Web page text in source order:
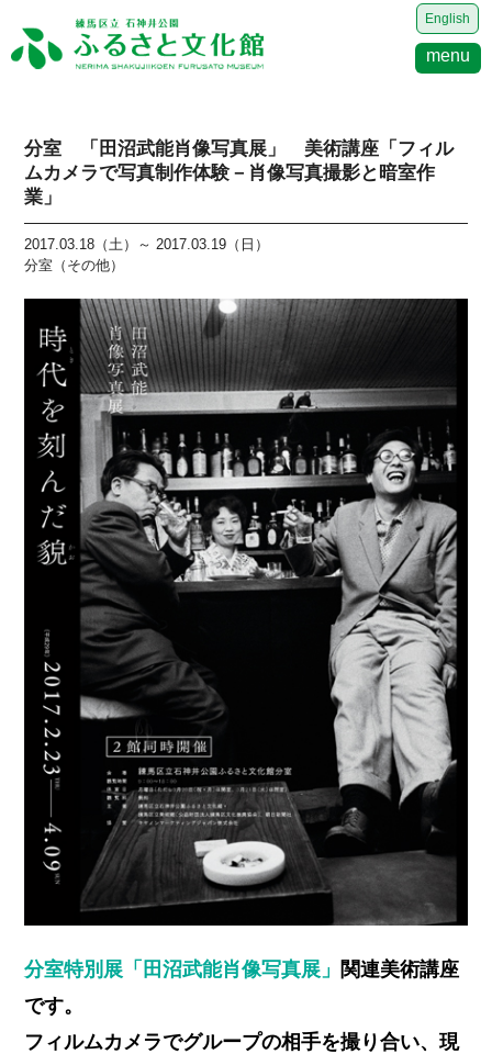
English
menu
分室 「田沼武能肖像写真展」 美術講座「フィル
ムカメラで写真制作体験－肖像写真撮影と暗室作
業」
2017.03.18（土）～ 2017.03.19（日）
分室（その他）
分室特別展「田沼武能肖像写真展」 関連美術講座
です。
フィルムカメラでグループの相手を撮り合い、現